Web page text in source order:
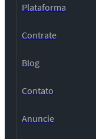
Plataforma
Contrate
Blog
Contato
Anuncie